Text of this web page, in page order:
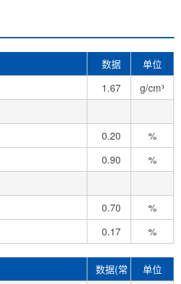
数据
单位
1.67
g/cm³
0.20
%
0.90
%
0.70
%
0.17 %
数据(常
单位